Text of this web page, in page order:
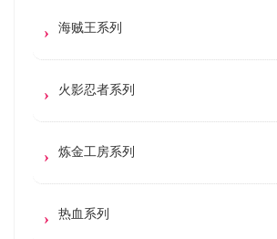
海贼王系列
火影忍者系列
炼金工房系列
热血系列